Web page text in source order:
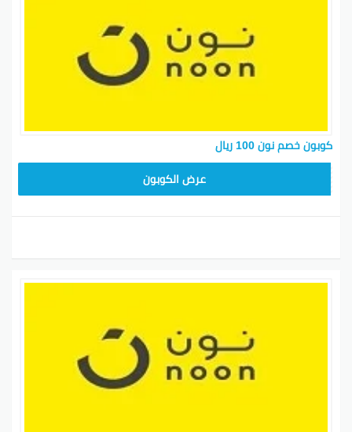
كوبون خصم نون 100 ريال
عرض الكوبون